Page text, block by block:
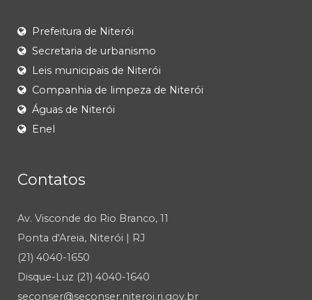
Prefeitura de Niterói
Secretaria de urbanismo
Leis municipais de Niterói
Companhia de limpeza de Niterói
Águas de Niterói
Enel
Contatos
Av. Visconde do Rio Branco, 11
Ponta d'Areia, Niterói | RJ
(21) 4040-1650
Disque-Luz (21) 4040-1640
seconser@seconser.niteroi.rj.gov.br